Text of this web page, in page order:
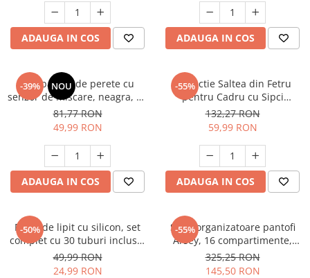
ADAUGA IN COS ADAUGA IN COS
-39% NOU
Lampa LED de perete cu
senzor de miscare, neagra, cu
intrerupator, rotatie 360°,
lumina 3000K/7000K,
magnetica, fara fir, pentru
living, hol si scari
81,77 RON
49,99 RON
ADAUGA IN COS
-55%
Protectie Saltea din Fetru
pentru Cadru cu Sipci
160x200 cm, Suport Respirabil
din Poliester 100%, Strat de
Protectie pentru Saltea
132,27 RON
59,99 RON
ADAUGA IN COS
-50%
Pistol de lipit cu silicon, set
complet cu 30 tuburi incluse,
adeziv termic pentru DIY,
hobby, craft și reparații mici
49,99 RON
24,99 RON
-55%
Set 2 organizatoare pantofi
Arsey, 16 compartimente,
pliabile, capac transparent,
economisire spatiu, gri
325,25 RON
145,50 RON